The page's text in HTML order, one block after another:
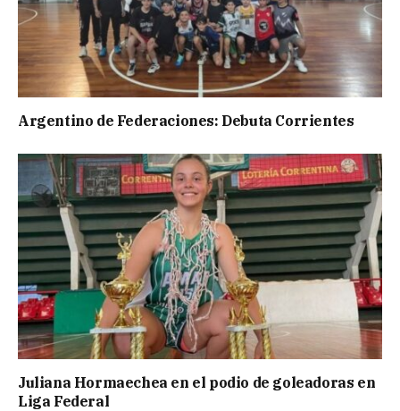
Argentino de Federaciones: Debuta Corrientes
Juliana Hormaechea en el podio de goleadoras en
Liga Federal